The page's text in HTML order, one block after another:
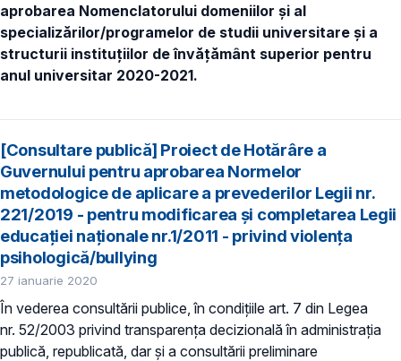
aprobarea Nomenclatorului domeniilor şi al
specializărilor/programelor de studii universitare şi a
structurii instituțiilor de învăţământ superior pentru
anul universitar 2020-2021.
[Consultare publică] Proiect de Hotărâre a
Guvernului pentru aprobarea Normelor
metodologice de aplicare a prevederilor Legii nr.
221/2019 - pentru modificarea și completarea Legii
educației naționale nr.1/2011 - privind violența
psihologică/bullying
27 ianuarie 2020
În vederea consultării publice, în condiţiile art. 7 din Legea
nr. 52/2003 privind transparenţa decizională în administraţia
publică, republicată, dar și a consultării preliminare